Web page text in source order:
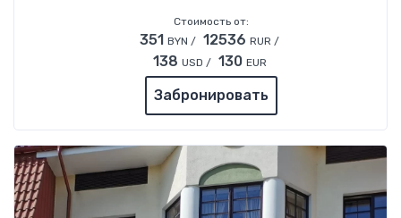
Стоимость от:
351 BYN / 12536 RUR /
138 USD / 130 EUR
Забронировать